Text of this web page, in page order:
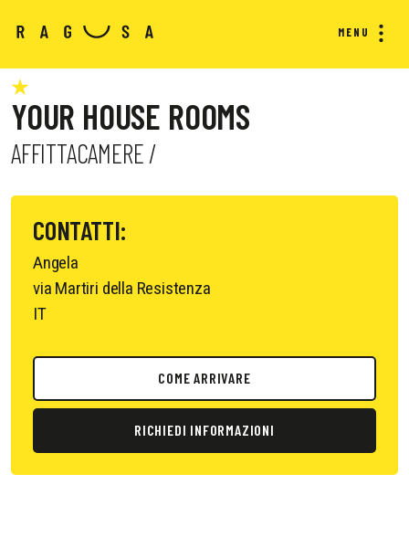
MENU
YOUR HOUSE ROOMS
AFFITTACAMERE /
CONTATTI:
Angela
via Martiri della Resistenza
IT
COME ARRIVARE
RICHIEDI INFORMAZIONI